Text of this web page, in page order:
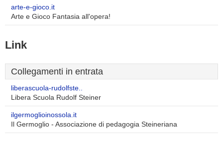
arte-e-gioco.it
Arte e Gioco Fantasia all'opera!
Link
Collegamenti in entrata
liberascuola-rudolfste..
Libera Scuola Rudolf Steiner
ilgermoglioinossola.it
Il Germoglio - Associazione di pedagogia Steineriana